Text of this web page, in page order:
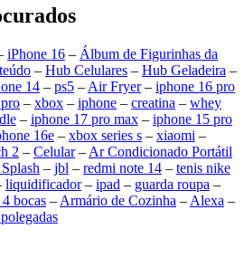
iPhone 16 – Álbum de Figurinhas da
– Hub Celulares – Hub Geladeira –
14 – ps5 – Air Fryer– iphone 16 pro
– xbox – iphone – creatina – whey
– iphone 17 pro max – iphone 15 pro
16e – xbox series s – xiaomi –
2 – Celular– Ar Condicionado Portátil
– jbl – redmi note 14 – tenis nike
liquidificador– ipad – guarda roupa –
bocas – Armário de Cozinha – Alexa –